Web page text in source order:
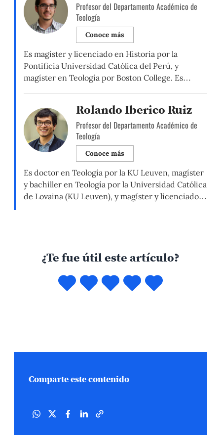
Profesor del Departamento Académico de
Teología
Conoce más
Es magíster y licenciado en Historia por la
Pontificia Universidad Católica del Perú, y
magíster en Teología por Boston College. Es
la PUCP. Su investigación se centra en la
recepción del Concilio Vaticano II en América
Latina y participa […]
Rolando Iberico Ruiz
Profesor del Departamento Académico de
Teología
Conoce más
Es doctor en Teología por la KU Leuven, magíster
y bachiller en Teología por la Universidad Católica
de Lovaina (KU Leuven), y magíster y licenciado
¿Te fue útil este artículo?
Comparte este contenido